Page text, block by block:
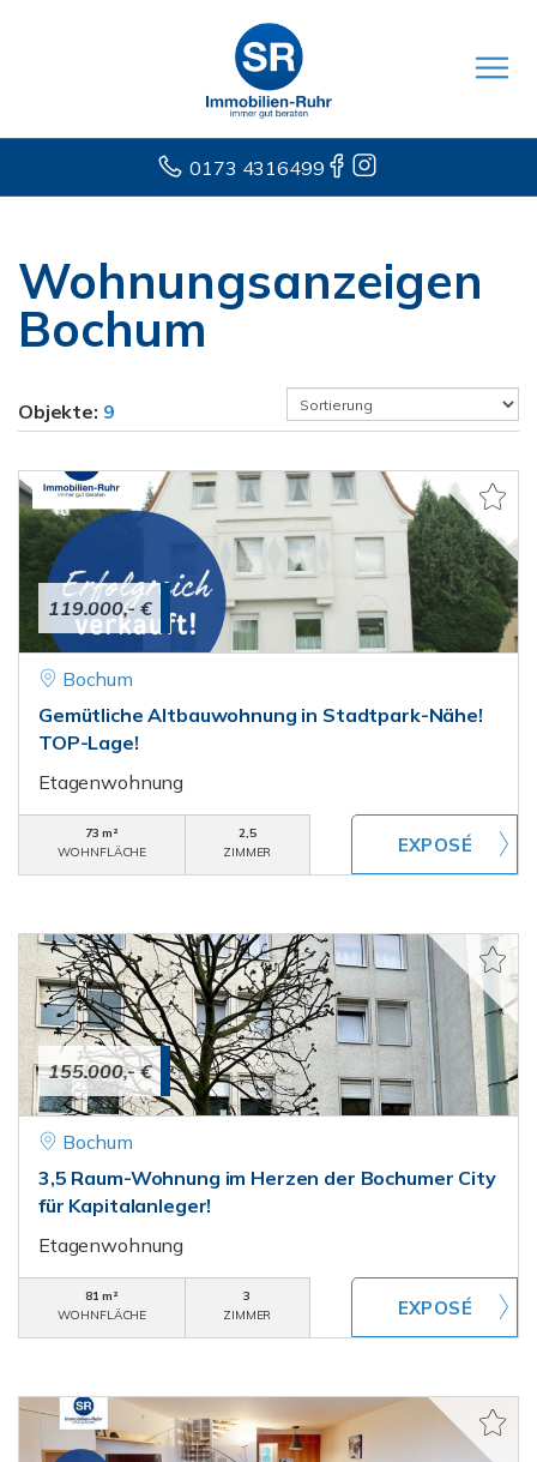
0173 4316499
Wohnungsanzeigen
Bochum
Objekte: 9
119.000,- €
Bochum
Gemütliche Altbauwohnung in Stadtpark-Nähe!
TOP-Lage!
Etagenwohnung
73 m²
WOHNFLÄCHE
2,5
ZIMMER
155.000,- €
Bochum
3,5 Raum-Wohnung im Herzen der Bochumer City
für Kapitalanleger!
Etagenwohnung
81 m²
WOHNFLÄCHE
3
ZIMMER